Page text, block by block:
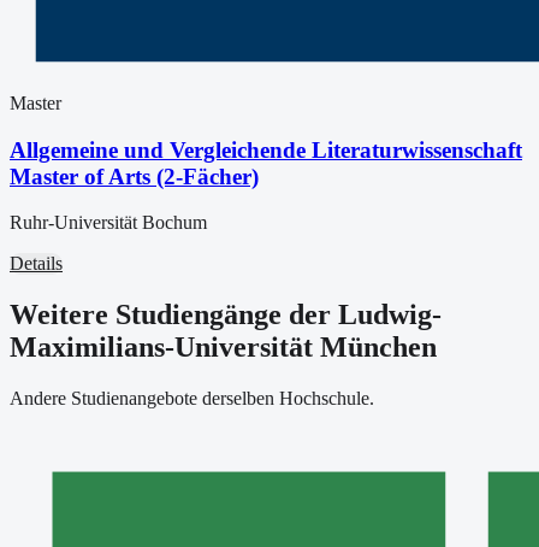
Master
Allgemeine und Vergleichende Literaturwissenschaft
Master of Arts (2-Fächer)
Ruhr-Universität Bochum
Details
Weitere Studiengänge der Ludwig-
Maximilians-Universität München
Andere Studienangebote derselben Hochschule.